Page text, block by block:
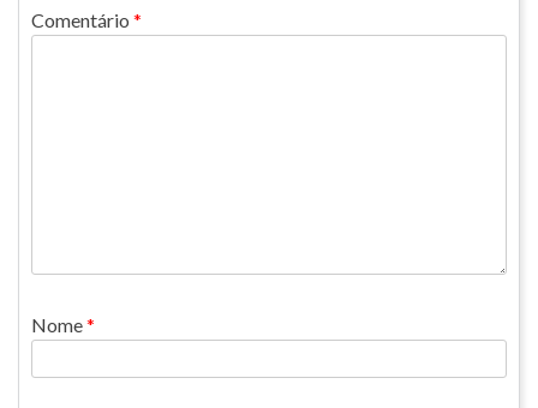
Comentário *
Nome*